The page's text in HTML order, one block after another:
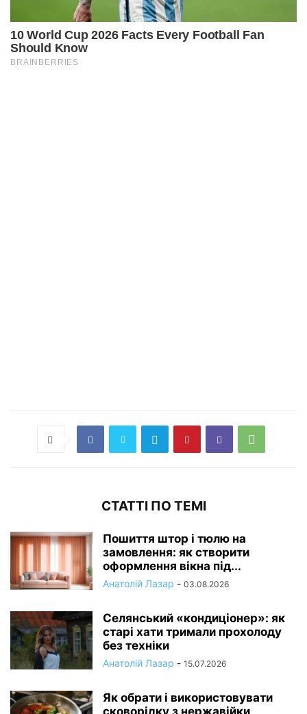
СТАТТІ ПО ТЕМІ
Пошиття штор і тюлю на
замовлення: як створити
оформлення вікна під...
Анатолій Лазар - 03.08.2026
Селянський «кондиціонер»: як
старі хати тримали прохолоду
без техніки
Анатолій Лазар - 15.07.2026
Як обрати і використовувати